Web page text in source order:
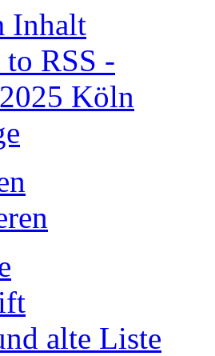
Inhalt
alte Liste